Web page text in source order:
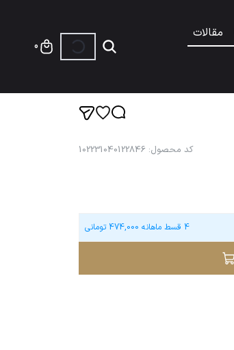
مقالات
0
کد محصول:
102231040122846
4 قسط ماهانه 474,000 تومانی